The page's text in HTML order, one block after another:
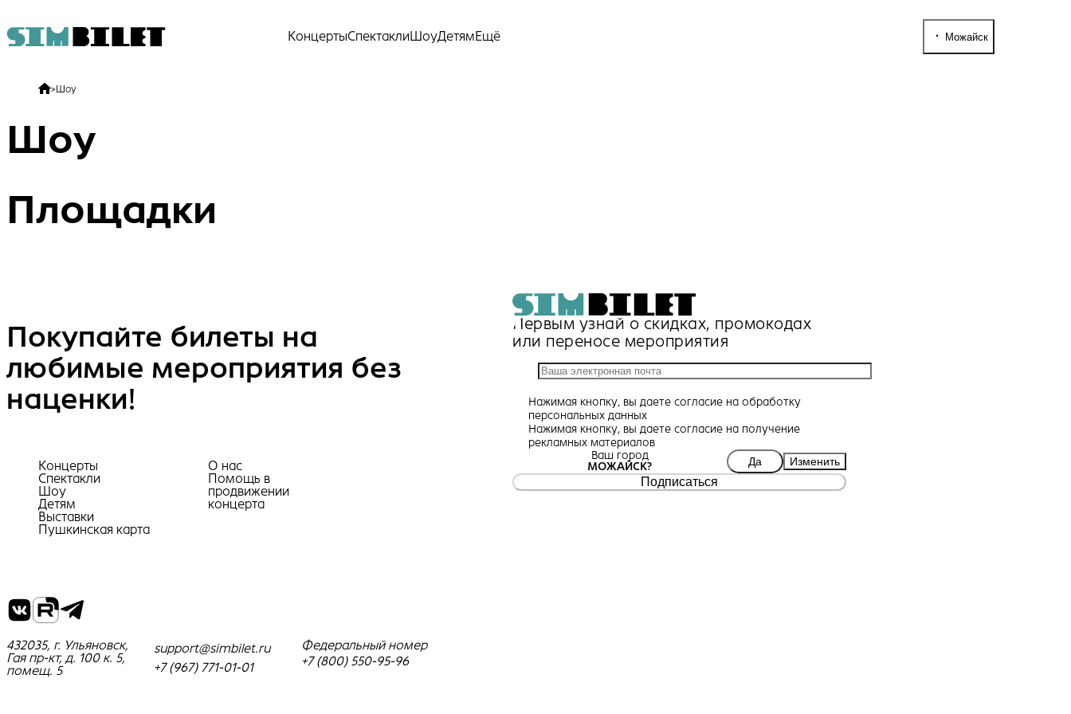
КонцертыСпектакли ШоуДетямЕщё Можайск
> Шоу
Шоу
Площадки
Покупайте билеты на
любимые мероприятия без
наценки!
Концерты
Спектакли
Шоу
Детям
Выставки
Пушкинская карта
О нас
Помощь в
продвижении
концерта
432035, г. Ульяновск,
Гая пр-кт, д. 100 к. 5,
помещ. 5
support@simbilet.ru
+7 (967) 771-01-01
Федеральный номер
+7 (800) 550-95-96
Первым узнай о скидках, промокодах
или переносе мероприятия
Нажимая кнопку, вы даете согласие на обработку
персональных данных
Нажимая кнопку, вы даете согласие на получение
рекламных материалов
Ваш город
МОЖАЙСК?
Да Изменить
Подписаться